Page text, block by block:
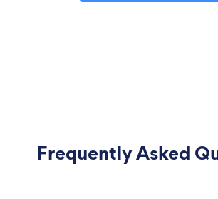
Frequently Asked